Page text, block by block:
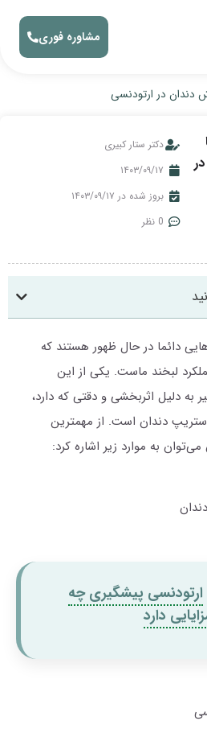
مشاوره فوری
دندان در ارتودنسی
دکتر ستار کبیری
۱۴۰۳/۰۹/۱۷
بروز شده در ۱۴۰۳/۰۹/۱۷
0 نظر
دائما در حال ظهور هستند که
لبخند ماست. یکی از این
به دلیل اثربخشی و دقتی که دارد،
دندان است. از مهمترین
به موارد زیر اشاره کرد:
ارتودنسی پیشگیری چه
دارد